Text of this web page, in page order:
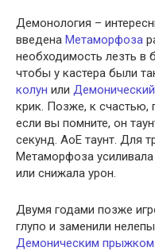
Демонология –
введена Метаморфоза
необходимость лезть в
чтобы у кастера были
колун или
крик. Позже, к счастью,
если вы помните, он
секунд. АоЕ таунт. Для
Метаморфоза
или снижала урон.
Двумя годами позже
глупо и заменили
Демоническим прыжком